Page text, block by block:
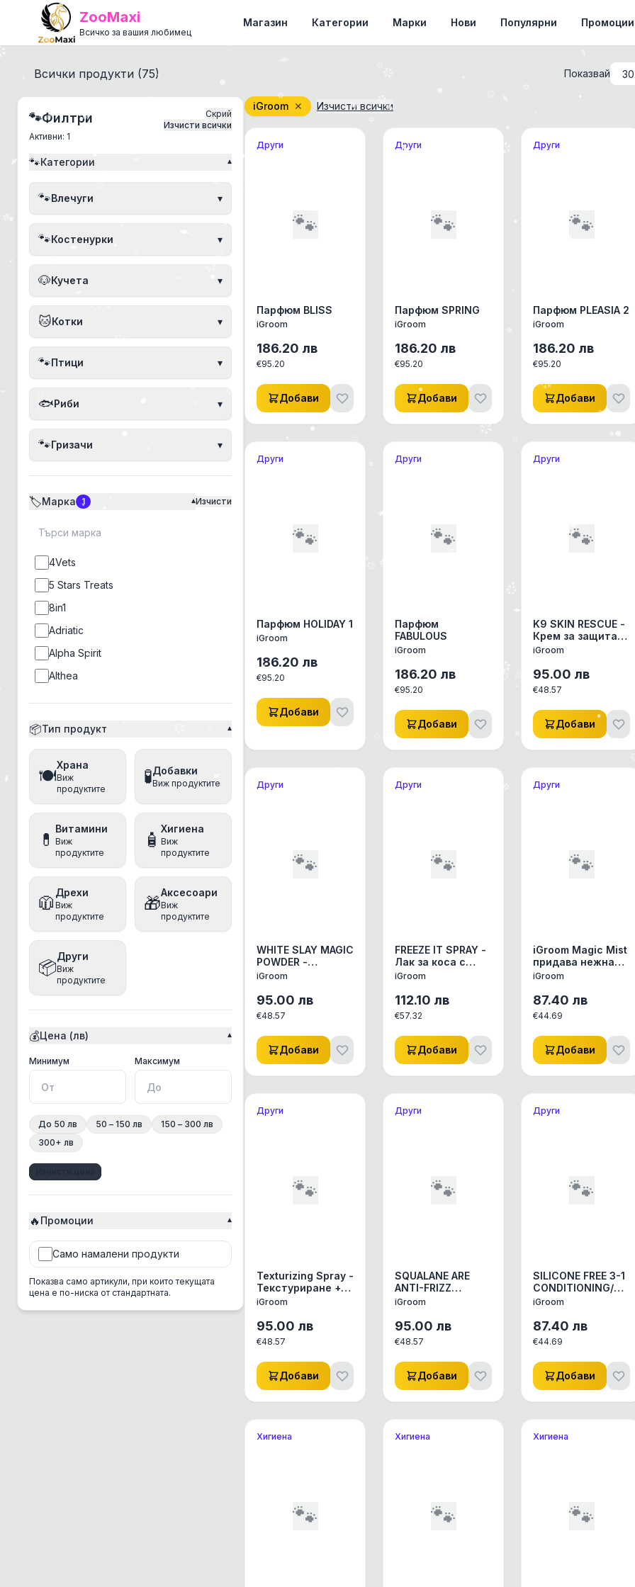
ZooMaxi
Всичко за вашия любимец
Магазин Категории Марки Нови Популярни Промоции
Всички продукти (75) Показвай
🐾Филтри
Активни: 1
Скрий
Изчисти всички
🐾Категории ▾
🐾Влечуги ▾
🐾Костенурки ▾
🐶Кучета ▾
🐱Котки ▾
🐾Птици ▾
🐟Риби ▾
🐾Гризачи ▾
🏷️Марка 1 ▾Изчисти
4Vets
5 Stars Treats
8in1
Adriatic
Alpha Spirit
Althea
Anima
Animonda
anipro
Antos
Applaws
Aquatec
Arm&Hammer
Athena
Bea
Best Clean
BonaCibo
BRAAAF
Bravery
Brit
Chicopee
Chris Christensen
Churu Rolls
CosyFlock
Croci
CSI Floor&Surface
CSI Urine
Danube
📦Тип продукт ▾
🍽️
Храна
Виж
продуктите
🧪Добавки
Виж продуктите
💊
Витамини
Виж
продуктите
🧴
Хигиена
Виж
продуктите
🧥
Дрехи
Виж
продуктите
🎁
Аксесоари
Виж
продуктите
📦
Други
Виж
продуктите
💰Цена (лв) ▾
Минимум Минимална ценаМаксимум
До 50 лв 50 – 150 лв
150 – 300 лв
300+ лв
🔥 Промоции ▾
Само намалени продукти
Показва само артикули, при които текущата
цена е по-ниска от стандартната.
iGroom ✕ Изчисти всички
Други
🐾
Парфюм BLISS
iGroom
186.20 лв
€95.20
Добави
Други
🐾
Парфюм SPRING
iGroom
186.20 лв
€95.20
Добави
Други
🐾
Парфюм PLEASIA 2
iGroom
186.20 лв
€95.20
Добави
Други
🐾
Парфюм HOLIDAY 1
iGroom
186.20 лв
€95.20
Добави
Други
🐾
Парфюм
FABULOUS
iGroom
186.20 лв
€95.20
Добави
Други
🐾
K9 SKIN RESCUE -
Крем за защита
на лапи за кучета
iGroom
95.00 лв
€48.57
Добави
Други
🐾
WHITE SLAY MAGIC
POWDER -
Магически прах
активен въглен.
iGroom
95.00 лв
€48.57
Добави
Други
🐾
FREEZE IT SPRAY -
Лак за коса с
най-добра
iGroom
112.10 лв
€57.32
Добави
Други
🐾
iGroom Magic Mist
придава нежна
текстура,
блясък и
манипулиране на
козината.
iGroom
87.40 лв
€44.69
Добави
Други
🐾
Texturizing Spray -
Текстуриране +
Обем
iGroom
95.00 лв
€48.57
Добави
Други
🐾
SQUALANE ARE
ANTI-FRIZZ
CONDITIONING
къдренето и
предпазва
козината от
къдрене.
iGroom
95.00 лв
€48.57
Добави
Други
🐾
SILICONE FREE 3-1
CONDITIONING/
SPRAY -Един
задачи,
Разплитане -
Кондициониране
- Омекотяване!
iGroom
87.40 лв
€44.69
Добави
Хигиена
🐾
Хигиена
🐾
Хигиена
🐾